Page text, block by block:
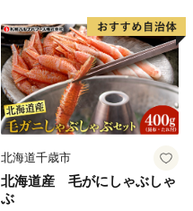
北海道千歳市
北海道産 毛がにしゃぶしゃ
ぶ